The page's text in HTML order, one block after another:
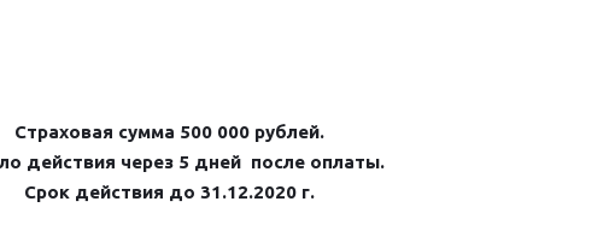
Страховая сумма 500 000 рублей.
действия через 5 дней  после оплаты.
Срок действия до 31.12.2020 г.